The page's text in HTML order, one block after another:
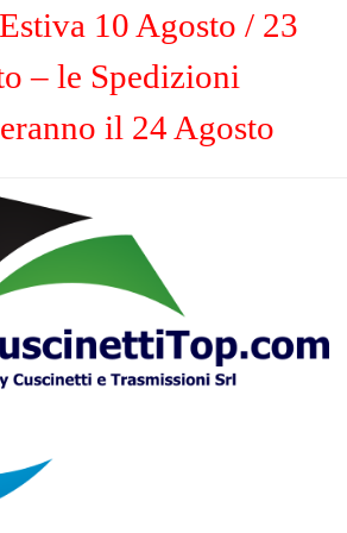
10 Agosto / 23
– le Spedizioni
il 24 Agosto